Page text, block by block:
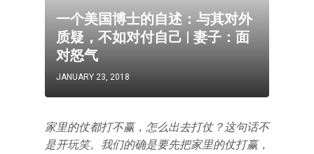
一个美国博士的自述：与其对外
质疑，不如对付自己 | 妻子：面
对怒气
JANUARY 23, 2018
家里的仗都打不赢，怎么出去打仗？这句话不
是开玩笑。我们的确是要先把家里的仗打赢，